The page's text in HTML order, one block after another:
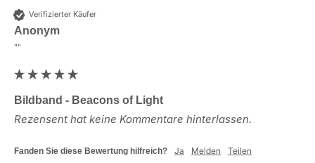
Verifizierter Käufer
Anonym
""
Bildband - Beacons of Light
Rezensent hat keine Kommentare hinterlassen.
Fanden Sie diese Bewertung hilfreich? Ja Melden
Teilen